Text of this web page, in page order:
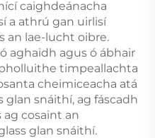
caighdeánacha
a athrú gan uirlisí
an lae-lucht oibre.
aghaidh agus ó ábhair
timpeallachta
cheimiceacha atá
glan snáithí, ag fáscadh
cosaint an
glan snáithí.